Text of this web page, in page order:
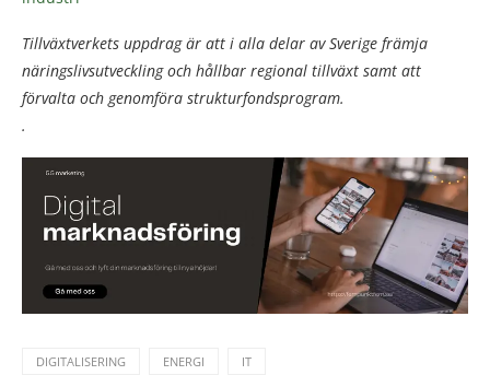
Tillväxtverkets uppdrag är att i alla delar av Sverige främja
näringslivsutveckling och hållbar regional tillväxt samt att
förvalta och genomföra strukturfondsprogram.
.
DIGITALISERING ENERGI IT